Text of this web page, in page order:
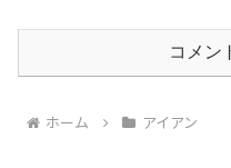
コメン
ホーム アイアン